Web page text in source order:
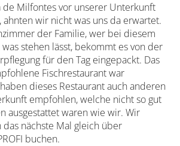
de Milfontes vor unserer Unterkunft
wir nicht was uns da erwartet.
der Familie, wer bei diesem
stehen lässt, bekommt es von der
für den Tag eingepackt. Das
Fischrestaurant war
dieses Restaurant auch anderen
empfohlen, welche nicht so gut
ausgestattet waren wie wir. Wir
nächste Mal gleich über
buchen.